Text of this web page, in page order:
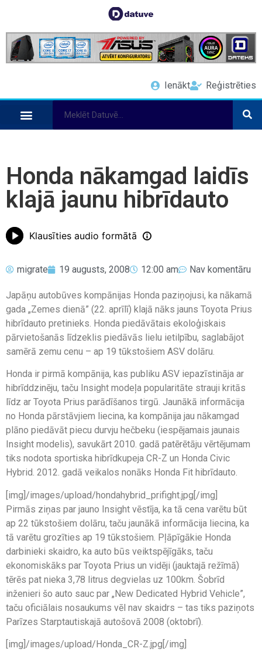
Ienākt Reģistrēties
Honda nākamgad laidīs
klajā jaunu hibrīdauto
Klausīties audio formātā
migrate 19 augusts, 2008 12:00 am Nav komentāru
Japāņu autobūves kompānijas Honda paziņojusi, ka nākamā
gada „Zemes dienā” (22. aprīlī) klajā nāks jauns Toyota Prius
hibrīdauto pretinieks. Honda piedāvātais ekoloģiskais
pārvietošanās līdzeklis piedāvās lielu ietilpību, saglabājot
samērā zemu cenu – ap 19 tūkstošiem ASV dolāru.
Honda ir pirmā kompānija, kas publiku ASV iepazīstināja ar
hibrīddzinēju, taču Insight modeļa popularitāte strauji kritās
līdz ar Toyota Prius parādīšanos tirgū. Jaunākā informācija
no Honda pārstāvjiem liecina, ka kompānija jau nākamgad
plāno piedāvāt piecu durvju hečbeku (iespējamais jaunais
Insight modelis), savukārt 2010. gadā patērētāju vērtējumam
tiks nodota sportiska hibrīdkupeja CR-Z un Honda Civic
Hybrid. 2012. gadā veikalos nonāks Honda Fit hibrīdauto.
[img]/images/upload/hondahybrid_prifight.jpg[/img]
Pirmās ziņas par jauno Insight vēstīja, ka tā cena varētu būt
ap 22 tūkstošiem dolāru, taču jaunākā informācija liecina, ka
tā varētu grozīties ap 19 tūkstošiem. Pļāpīgākie Honda
darbinieki skaidro, ka auto būs veiktspējīgāks, taču
ekonomiskāks par Toyota Prius un vidēji (jauktajā režīmā)
tērēs pat nieka 3,78 litrus degvielas uz 100km. Šobrīd
inženieri šo auto sauc par „New Dedicated Hybrid Vehicle”,
taču oficiālais nosaukums vēl nav skaidrs – tas tiks paziņots
Parīzes Starptautiskajā autošovā 2008 (oktobrī).
[img]/images/upload/Honda_CR-Z.jpg[/img]